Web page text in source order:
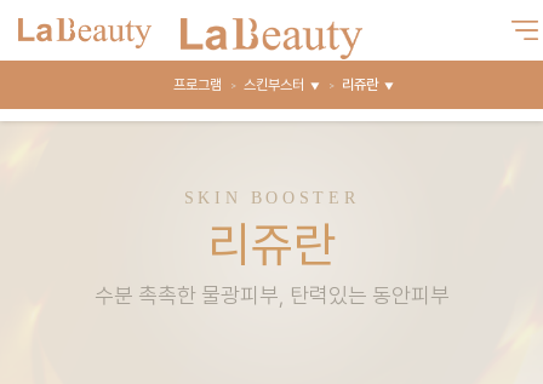
프로그램 스킨부스터 ▼ 리쥬란 ▼
SKIN BOOSTER
리쥬란
수분 촉촉한 물광피부, 탄력있는 동안피부